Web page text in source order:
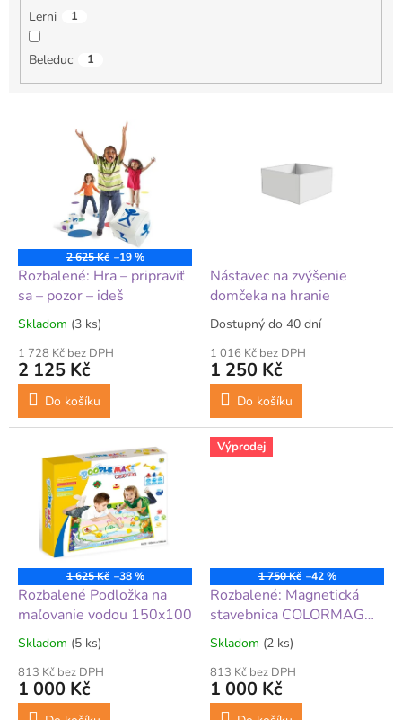
Lerni 1
Beleduc 1
2 625 Kč –19 %
Rozbalené: Hra – pripraviť
sa – pozor – ideš
Skladom (3 ks)
1 728 Kč bez DPH
2 125 Kč
Do košíku
Nástavec na zvýšenie
domčeka na hranie
Dostupný do 40 dní
1 016 Kč bez DPH
1 250 Kč
Do košíku
1 625 Kč –38 %
Rozbalené Podložka na
maľovanie vodou 150x100
Skladom (5 ks)
813 Kč bez DPH
1 000 Kč
Výprodej
1 750 Kč –42 %
Rozbalené: Magnetická
stavebnica COLORMAG
CLEAR
Skladom (2 ks)
813 Kč bez DPH
1 000 Kč